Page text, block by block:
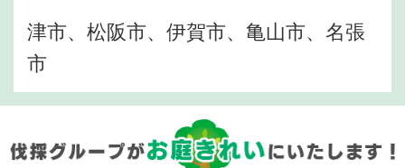
津市、松阪市、伊賀市、亀山市、名張
市